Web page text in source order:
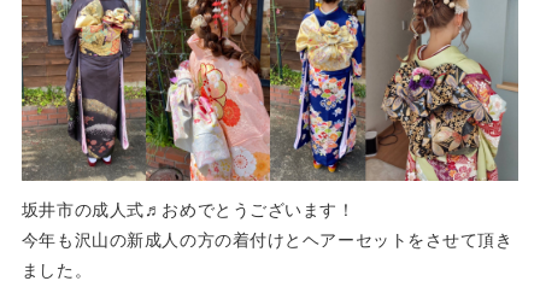
坂井市の成人式♬おめでとうございます！
今年も沢山の新成人の方の着付けとヘアーセットをさせて頂き
ました。